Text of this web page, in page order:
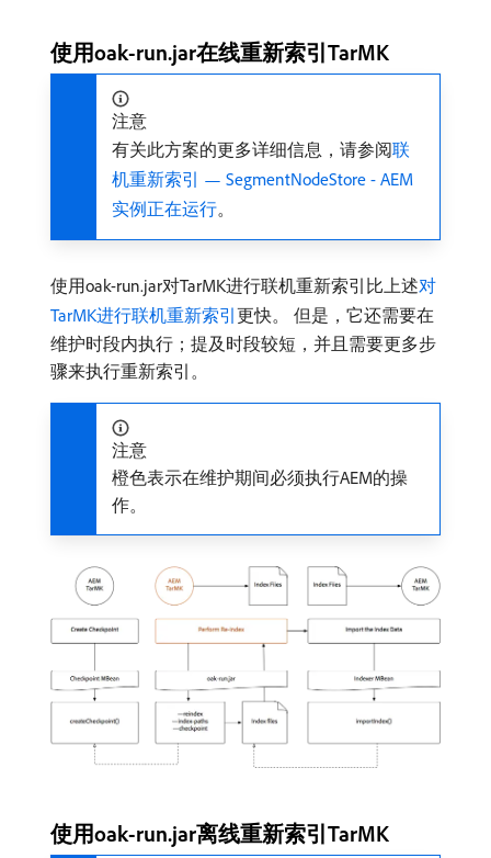
使用oak-run.jar在线重新索引TarMK
注意
有关此方案的更多详细信息，请参阅联
机重新索引 — SegmentNodeStore - AEM
实例正在运行。
使用oak-run.jar对TarMK进行联机重新索引比上述对
TarMK进行联机重新索引更快。 但是，它还需要在
维护时段内执行；提及时段较短，并且需要更多步
骤来执行重新索引。
注意
橙色表示在维护期间必须执行AEM的操
作。
使用oak-run.jar离线重新索引TarMK